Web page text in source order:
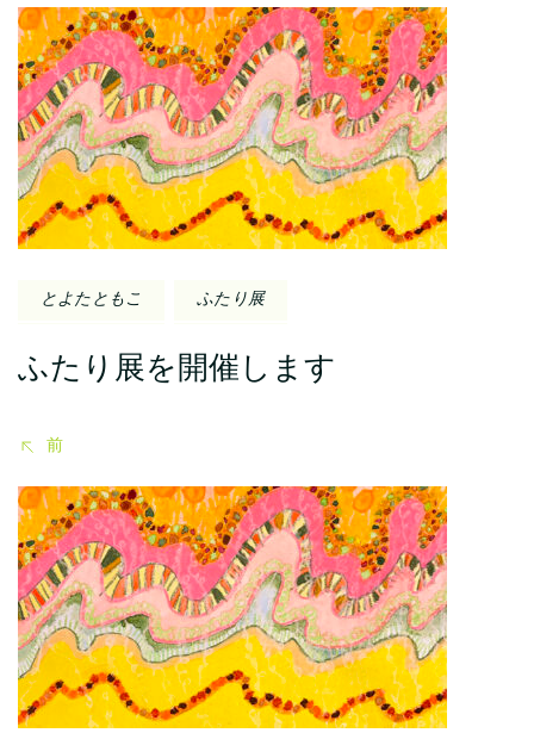
投
稿
ナ
ビ
ゲ
ー
シ
ン
とよたともこ ふたり展
ふたり展を開催します
前